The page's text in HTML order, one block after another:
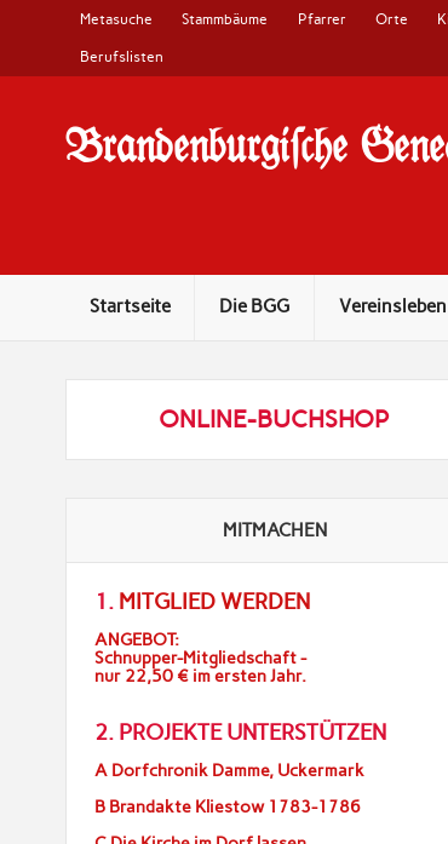
Metasuche Stammbäume Pfarrer Orte
Berufslisten
Brandenburgi#che
Startseite Die BGG Vereinsleben
ONLINE-BUCHSHOP
MITMACHEN
1. MITGLIED WERDEN
ANGEBOT:
Schnupper-Mitgliedschaft -
nur 22,50 € im ersten Jahr.
2. PROJEKTE UNTERSTÜTZEN
A Dorfchronik Damme, Uckermark
B Brandakte Kliestow 1783-1786